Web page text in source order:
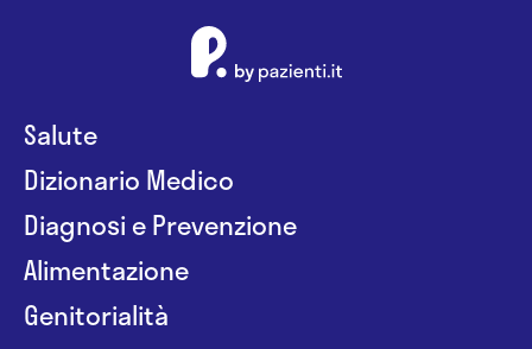
Salute
Dizionario Medico
Diagnosi e Prevenzione
Alimentazione
Genitorialità